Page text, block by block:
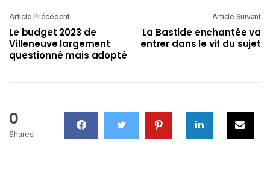
Article Précédent
Le budget 2023 de
Villeneuve largement
questionné mais adopté
Article Suivant
La Bastide enchantée va
entrer dans le vif du sujet
0
Shares